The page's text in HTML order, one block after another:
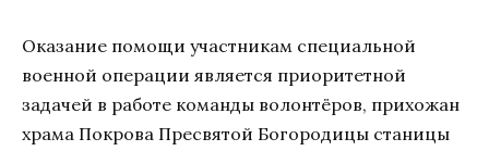
Оказание помощи участникам специальной
военной операции является приоритетной
задачей в работе команды волонтёров, прихожан
храма Покрова Пресвятой Богородицы станицы